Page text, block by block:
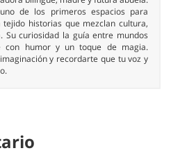
de los primeros espacios para
tejido historias que mezclan cultura,
Su curiosidad la guía entre mundos
con humor y un toque de magia.
y recordarte que tu voz y